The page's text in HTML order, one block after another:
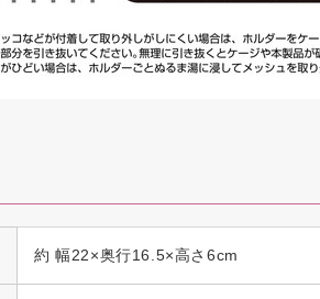
約 幅22×奥行16.5×高さ6cm